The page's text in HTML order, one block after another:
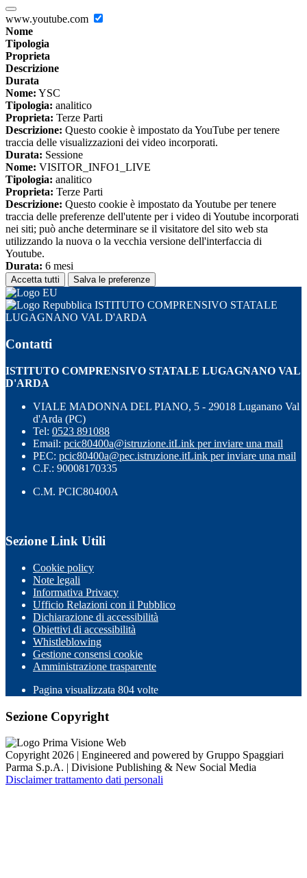
www.youtube.com
Nome
Tipologia
Proprieta
Descrizione
Durata
Nome: YSC
Tipologia: analitico
Proprieta: Terze Parti
Descrizione: Questo cookie è impostato da YouTube per tenere
traccia delle visualizzazioni dei video incorporati.
Durata: Sessione
Nome: VISITOR_INFO1_LIVE
Tipologia: analitico
Proprieta: Terze Parti
Descrizione: Questo cookie è impostato da Youtube per tenere
traccia delle preferenze dell'utente per i video di Youtube incorporati
nei siti; può anche determinare se il visitatore del sito web sta
utilizzando la nuova o la vecchia versione dell'interfaccia di
Youtube.
Durata: 6 mesi
Accetta tutti Salva le preferenze
ISTITUTO COMPRENSIVO STATALE
LUGAGNANO VAL D'ARDA
Contatti
ISTITUTO COMPRENSIVO STATALE LUGAGNANO VAL
D'ARDA
VIALE MADONNA DEL PIANO, 5 - 29018 Luganano Val
d'Arda (PC)
Tel: 0523 891088
Email: pcic80400a@istruzione.itLink per inviare una mail
PEC: pcic80400a@pec.istruzione.itLink per inviare una mail
C.F.: 90008170335
C.M. PCIC80400A
Sezione Link Utili
Cookie policy
Note legali
Informativa Privacy
Ufficio Relazioni con il Pubblico
Dichiarazione di accessibilità
Obiettivi di accessibilità
Whistleblowing
Gestione consensi cookie
Amministrazione trasparente
Pagina visualizzata 804 volte
Sezione Copyright
Copyright 2026 | Engineered and powered by Gruppo Spaggiari
Parma S.p.A. | Divisione Publishing & New Social Media
Disclaimer trattamento dati personali